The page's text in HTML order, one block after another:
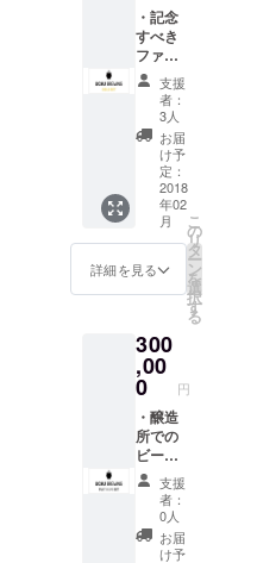
グッズ
10%OF
F ・
ウェブ
サイト
にお名
前を掲
載（ア
ルファ
ベッ
ト） ・
ロゴ入
りオ
フィ
シャル
グラス1
シャツ1
枚 ・オ
リジナ
ルス
テッ
カー4枚
セット
・記念
すべき
ファー
スト
バッチ
をメン
バーと
飲む食
事会に
ご招待
（現地
までの
交通費
は別
途） ・
8月開催
ホッ
プ・ス
テッ
プ・
キャン
プにご
招待
（現地
までの
交通費
は別
途）＊
支援
者：
3人
お届
け予
定：
2018
年02
月
詳細を見る
こ
の
リ
タ
ー
ン
を
選
択
す
る
300
,00
0 円
・醸造
所での
ビール
仕込み
体験＋
完成後
のビー
ル48本
支援
者：
0人
お届
け予